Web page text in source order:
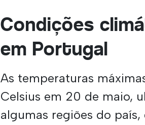
Condições
em Portugal
As temperaturas
Celsius em 20 de maio,
algumas regiões do